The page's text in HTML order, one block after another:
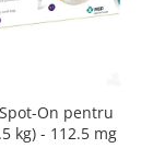
On pentru
kg) - 112.5 mg